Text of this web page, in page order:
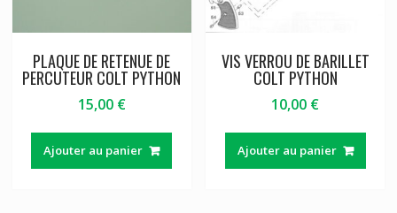
PLAQUE DE RETENUE DE
PERCUTEUR COLT PYTHON
15,00 €
Ajouter au panier
VIS VERROU DE BARILLET
COLT PYTHON
10,00 €
Ajouter au panier